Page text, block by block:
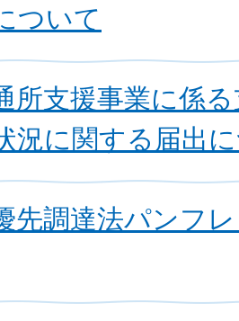
ついて
所支援事業に係
況に関する届出
先調達法パンフ